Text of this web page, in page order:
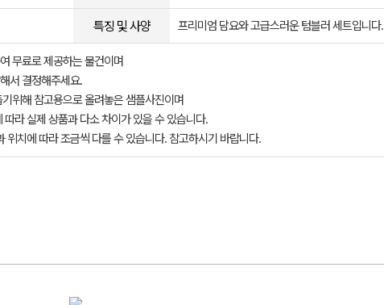
특징 및 사양 프리미엄 담요와 고급스러운 텀블러 세트입니다.
무료로 제공하는 물건이며
서 결정해주세요.
위해 참고용으로 올려놓은 샘플사진이며
라 실제 상품과 다소 차이가 있을 수 있습니다.
위치에 따라 조금씩 다를 수 있습니다. 참고하시기 바랍니다.